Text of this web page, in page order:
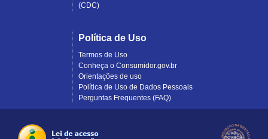
(CDC)
Política de Uso
Termos de Uso
Conheça o Consumidor.gov.br
Orientações de uso
Política de Uso de Dados Pessoais
Perguntas Frequentes (FAQ)